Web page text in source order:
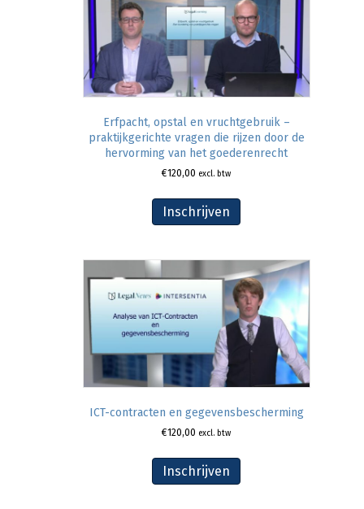
Erfpacht, opstal en vruchtgebruik –
praktijkgerichte vragen die rijzen door de
hervorming van het goederenrecht
€120,00 excl. btw
Inschrijven
ICT-contracten en gegevensbescherming
€120,00 excl. btw
Inschrijven